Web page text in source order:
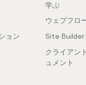
ョン
学ぶ
ウェブフロ
Site
クライアン
ュメント